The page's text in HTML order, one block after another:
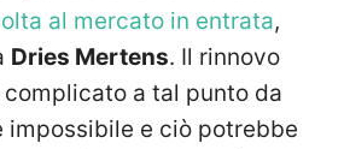
al mercato in entrata,
Dries Mertens. Il rinnovo
complicato a tal punto da
impossibile e ciò potrebbe